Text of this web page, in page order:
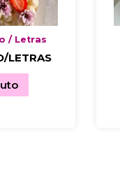
/ Letras
LETRAS